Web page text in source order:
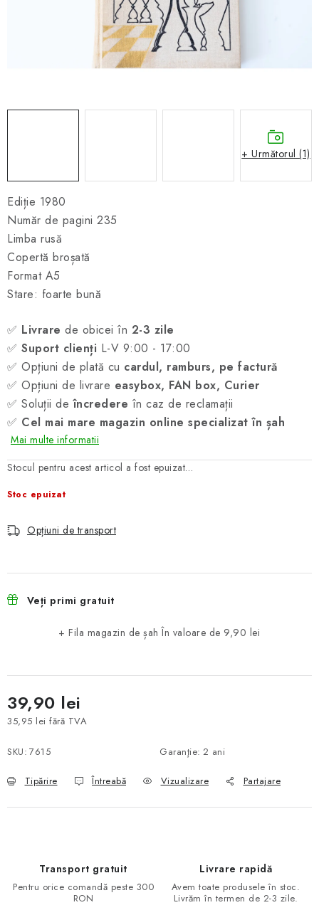
Ediție 1980
Număr de pagini 235
Limba rusă
Copertă broșată
Format A5
Stare: foarte bună
✅ Livrare de obicei în 2-3 zile
✅ Suport clienți L-V 9:00 - 17:00
✅ Opțiuni de plată cu cardul, ramburs, pe factură
✅ Opțiuni de livrare easybox, FAN box, Curier
✅ Soluții deîncredere în caz de reclamații
✅ Cel mai mare magazin online specializat în șah
Mai multe informatii
Stocul pentru acest articol a fost epuizat…
Stoc epuizat
Opțiuni de transport
Veți primi gratuit
+ Fila magazin de șahÎn valoare de 9,90 lei
39,90 lei
35,95 lei fără TVA
SKU: 7615 Garanţie: 2 ani
Tipărire Întreabă Vizualizare Partajare
+ Următorul (1)
Transport gratuit
Pentru orice comandă peste 300
RON
Livrare rapidă
Avem toate produsele în stoc.
Livrăm în termen de 2-3 zile.